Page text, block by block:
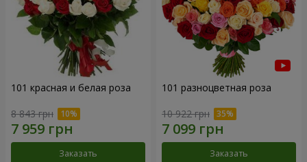
101 красная и белая роза
8 843 грн
Заказать
101 разноцветная роза
10 922 грн
Заказать